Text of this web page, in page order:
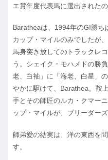
エ賞年度代表馬に選出された
Baratheaは、1994年のGI勝ち
カップ・マイルのみでしたが
馬身突き放してのトラックレ
う。シェイク・モハメドの勝
老、白袖」に「海老、白星」
やかに駆けて、Barathea。鞍
手とその師匠のルカ・クマー
ップ・マイルが、ブリーダー
師弟愛の結実は、洋の東西を
す。